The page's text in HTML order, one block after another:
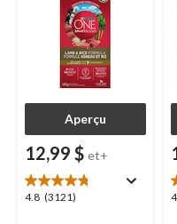
Aperçu
12,99 $ et+
4.8 (3121)
4.8